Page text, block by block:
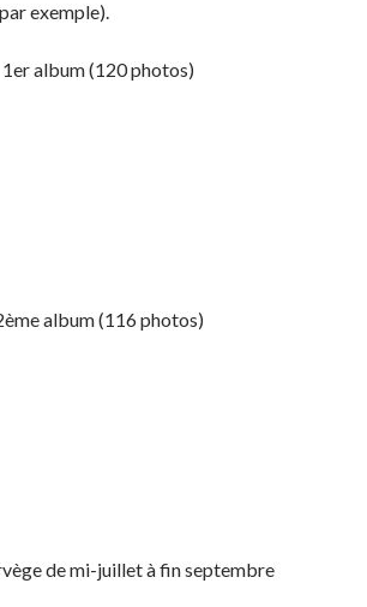
exemple).
1er album (120 photos)
album (116 photos)
de mi-juillet à fin septembre